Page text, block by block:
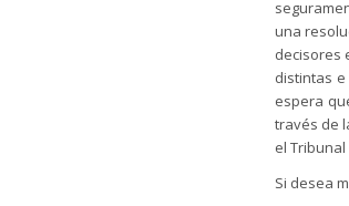
una
decisores
distintas
espera
través de
el
Si desea